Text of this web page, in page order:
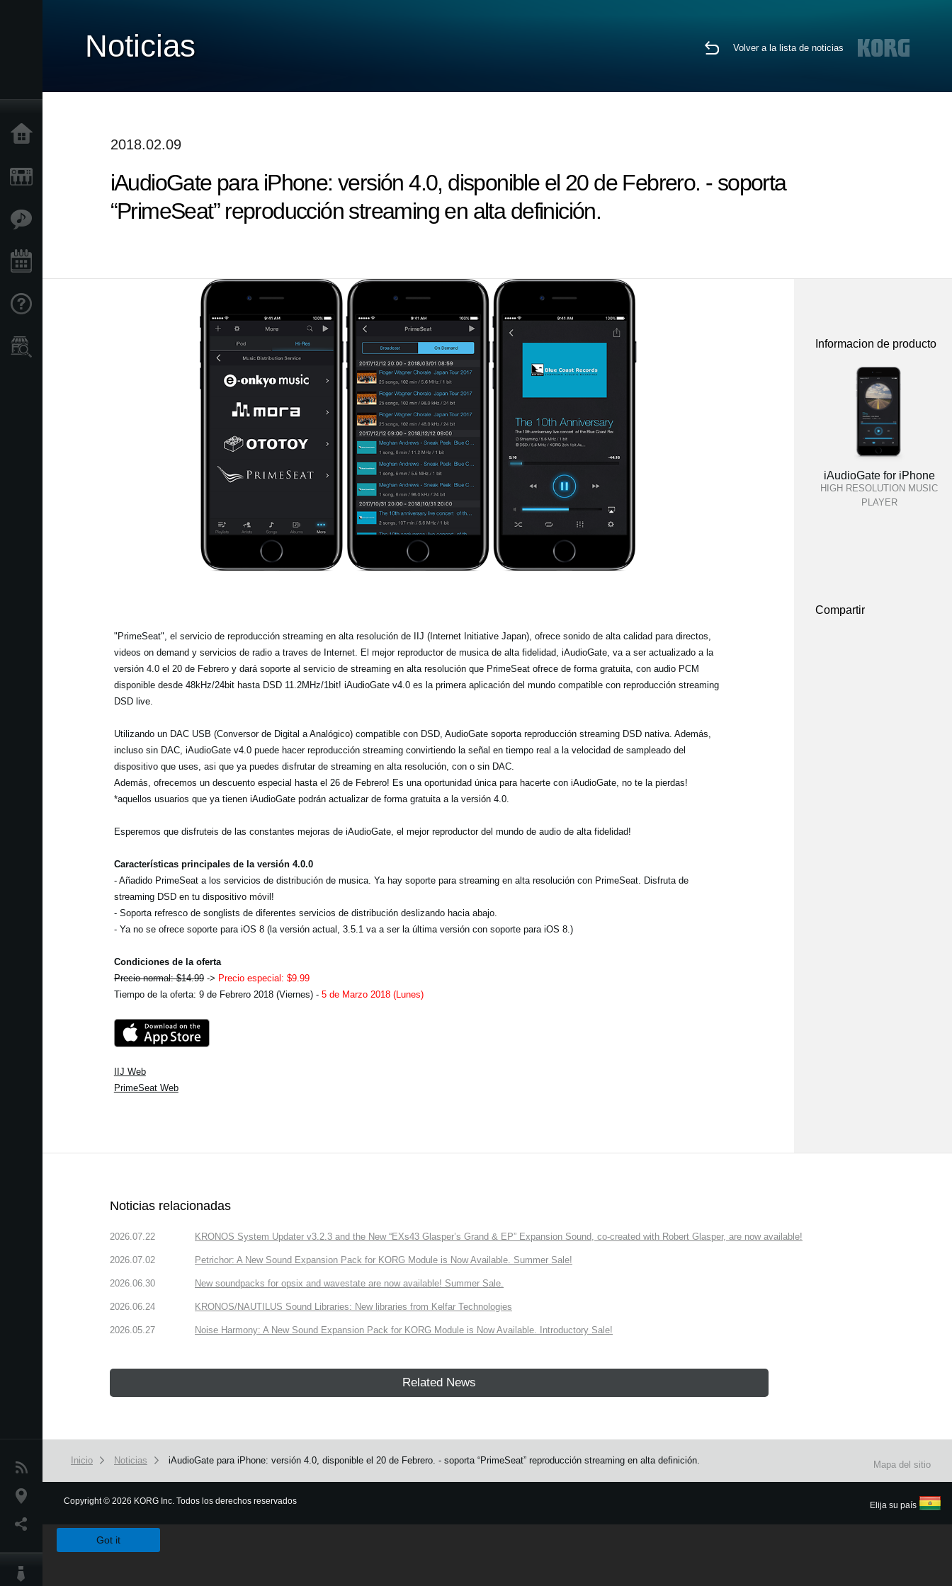
Características
Noticias
Ubicación
Noticias Volver a la lista de noticias
2018.02.09
iAudioGate para iPhone: versión 4.0, disponible el 20 de Febrero. - soporta
“PrimeSeat” reproducción streaming en alta definición.
"PrimeSeat", el servicio de reproducción streaming en alta resolución de IIJ (Internet Initiative Japan), ofrece sonido de alta calidad para directos,
videos on demand y servicios de radio a traves de Internet. El mejor reproductor de musica de alta fidelidad, iAudioGate, va a ser actualizado a la
versión 4.0 el 20 de Febrero y dará soporte al servicio de streaming en alta resolución que PrimeSeat ofrece de forma gratuita, con audio PCM
disponible desde 48kHz/24bit hasta DSD 11.2MHz/1bit! iAudioGate v4.0 es la primera aplicación del mundo compatible con reproducción streaming
DSD live.
Utilizando un DAC USB (Conversor de Digital a Analógico) compatible con DSD, AudioGate soporta reproducción streaming DSD nativa. Además,
incluso sin DAC, iAudioGate v4.0 puede hacer reproducción streaming convirtiendo la señal en tiempo real a la velocidad de sampleado del
dispositivo que uses, asi que ya puedes disfrutar de streaming en alta resolución, con o sin DAC.
Además, ofrecemos un descuento especial hasta el 26 de Febrero! Es una oportunidad única para hacerte con iAudioGate, no te la pierdas!
*aquellos usuarios que ya tienen iAudioGate podrán actualizar de forma gratuita a la versión 4.0.
Esperemos que disfruteis de las constantes mejoras de iAudioGate, el mejor reproductor del mundo de audio de alta fidelidad!
Características principales de la versión 4.0.0
- Añadido PrimeSeat a los servicios de distribución de musica. Ya hay soporte para streaming en alta resolución con PrimeSeat. Disfruta de
streaming DSD en tu dispositivo móvil!
- Soporta refresco de songlists de diferentes servicios de distribución deslizando hacia abajo.
- Ya no se ofrece soporte para iOS 8 (la versión actual, 3.5.1 va a ser la última versión con soporte para iOS 8.)
Condiciones de la oferta
Precio normal: $14.99-> Precio especial: $9.99
Tiempo de la oferta: 9 de Febrero 2018 (Viernes) - 5 de Marzo 2018 (Lunes)
IIJ Web
PrimeSeat Web
Informacion de producto
iAudioGate for iPhone
HIGH RESOLUTION MUSIC
PLAYER
Compartir
Noticias relacionadas
2026.07.22 KRONOS System Updater v3.2.3 and the New “EXs43 Glasper’s Grand & EP” Expansion Sound, co-created with Robert Glasper, are now available!
2026.07.02 Petrichor: A New Sound Expansion Pack for KORG Module is Now Available. Summer Sale!
2026.06.30 New soundpacks for opsix and wavestate are now available! Summer Sale.
2026.06.24 KRONOS/NAUTILUS Sound Libraries: New libraries from Kelfar Technologies
2026.05.27 Noise Harmony: A New Sound Expansion Pack for KORG Module is Now Available. Introductory Sale!
Related News
Inicio Noticias iAudioGate para iPhone: versión 4.0, disponible el 20 de Febrero. - soporta “PrimeSeat” reproducción streaming en alta definición. Mapa del sitio
Copyright© 2026 KORG Inc. Todos los derechos reservados Elija su país
Got it